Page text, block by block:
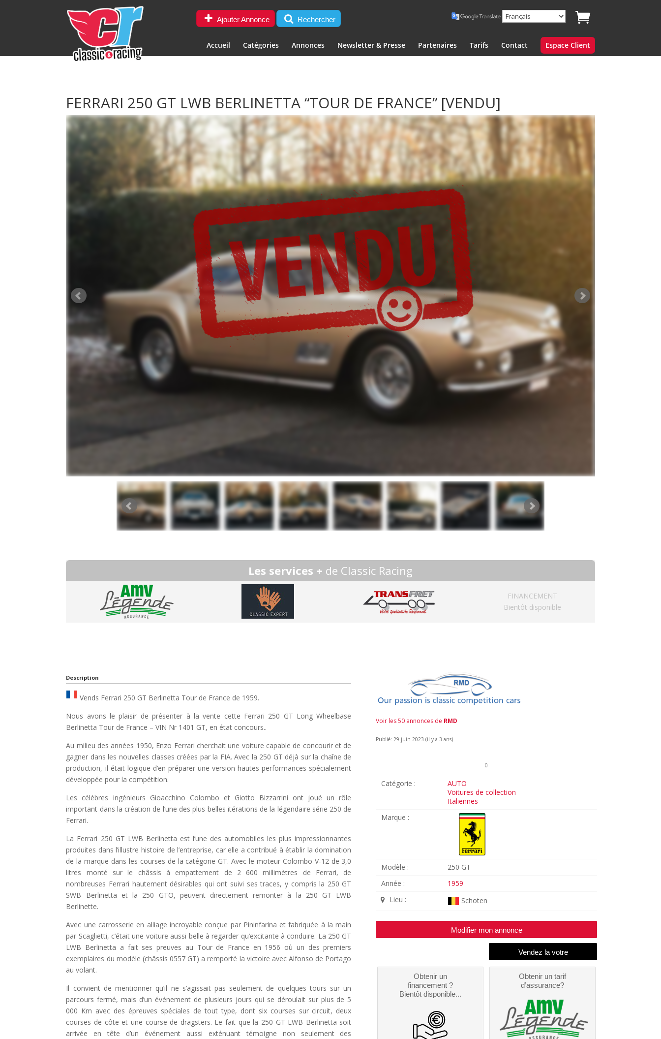
Ajouter Annonce Rechercher
Accueil Catégories Annonces Newsletter & Presse Partenaires Tarifs Contact Espace Client
FERRARI 250 GT LWB BERLINETTA “TOUR DE FRANCE” [VENDU]
Les services + de Classic Racing
FINANCEMENT
Bientôt disponible
Description
Vends Ferrari 250 GT Berlinetta Tour de France de 1959.
Nous avons le plaisir de présenter à la vente cette Ferrari 250 GT Long Wheelbase
Berlinetta Tour de France – VIN Nr 1401 GT, en état concours..
Au milieu des années 1950, Enzo Ferrari cherchait une voiture capable de concourir et de
gagner dans les nouvelles classes créées par la FIA. Avec la 250 GT déjà sur la chaîne de
production, il était logique d’en préparer une version hautes performances spécialement
développée pour la compétition.
Les célèbres ingénieurs Gioacchino Colombo et Giotto Bizzarrini ont joué un rôle
important dans la création de l’une des plus belles itérations de la légendaire série 250 de
Ferrari.
La Ferrari 250 GT LWB Berlinetta est l’une des automobiles les plus impressionnantes
produites dans l’illustre histoire de l’entreprise, car elle a contribué à établir la domination
de la marque dans les courses de la catégorie GT. Avec le moteur Colombo V-12 de 3,0
litres monté sur le châssis à empattement de 2 600 millimètres de Ferrari, de
nombreuses Ferrari hautement désirables qui ont suivi ses traces, y compris la 250 GT
SWB Berlinetta et la 250 GTO, peuvent directement remonter à la 250 GT LWB
Berlinette.
Avec une carrosserie en alliage incroyable conçue par Pininfarina et fabriquée à la main
par Scaglietti, c’était une voiture aussi belle à regarder qu’excitante à conduire. La 250 GT
LWB Berlinetta a fait ses preuves au Tour de France en 1956 où un des premiers
exemplaires du modèle (châssis 0557 GT) a remporté la victoire avec Alfonso de Portago
au volant.
Il convient de mentionner qu’il ne s’agissait pas seulement de quelques tours sur un
parcours fermé, mais d’un événement de plusieurs jours qui se déroulait sur plus de 5
000 Km avec des épreuves spéciales de tout type, dont six courses sur circuit, deux
courses de côte et une course de dragsters. Le fait que la 250 GT LWB Berlinetta soit
arrivée en tête d’un événement aussi exténuant témoigne non seulement des
Voir les 50 annonces de RMD
Publié: 29 juin 2023 (il y a 3 ans)
0
Catégorie :
AUTO
Voitures de collection
Italiennes
Marque :
Modèle :
250 GT
Année :
1959
Lieu :
Schoten
Modifier mon annonce
Obtenir un
financement ?
Bientôt disponible...
Obtenir un tarif
d’assurance?